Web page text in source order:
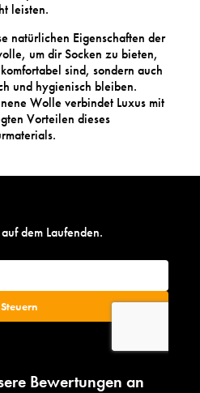
leisten.
natürlichen Eigenschaften der
um dir Socken zu bieten,
sind, sondern auch
und hygienisch bleiben.
Wolle verbindet Luxus mit
Vorteilen dieses
dem Laufenden.
Bewertungen an